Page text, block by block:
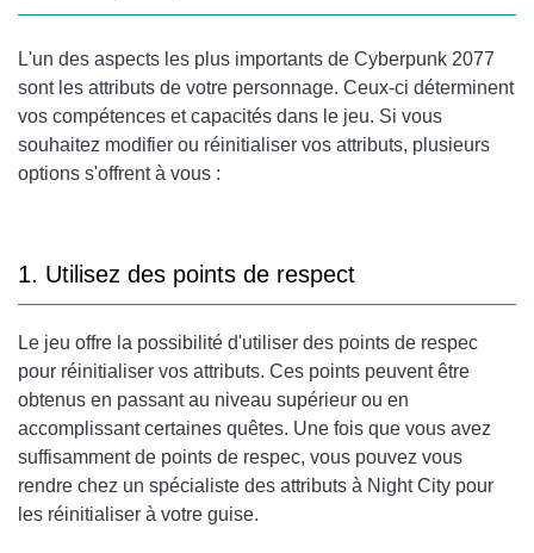
L'un des aspects les plus importants de Cyberpunk 2077
sont les attributs de votre personnage. Ceux-ci déterminent
vos compétences et capacités dans le jeu. Si vous
souhaitez modifier ou réinitialiser vos attributs, plusieurs
options s'offrent à vous :
1. Utilisez des points de respect
Le jeu offre la possibilité d'utiliser des points de respec
pour réinitialiser vos attributs. Ces points peuvent être
obtenus en passant au niveau supérieur ou en
accomplissant certaines quêtes. Une fois que vous avez
suffisamment de points de respec, vous pouvez vous
rendre chez un spécialiste des attributs à Night City pour
les réinitialiser à votre guise.